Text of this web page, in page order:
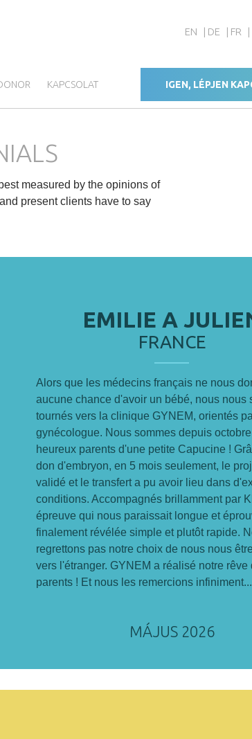
EN DE FR
KAPCSOLAT IGEN, LÉPJEN
measured by the opinions of
present clients have to say
EMILIE A
FRANCE
Alors que les médecins français ne nous
aucune chance d'avoir un bébé, nous nous
tournés vers la clinique GYNEM, orientés
gynécologue. Nous sommes depuis
heureux parents d'une petite Capucine !
don d'embryon, en 5 mois seulement, le
validé et le transfert a pu avoir lieu dans
conditions. Accompagnés brillamment par
épreuve qui nous paraissait longue et
finalement révélée simple et plutôt rapide.
regrettons pas notre choix de nous nous
vers l'étranger. GYNEM a réalisé notre rêve
parents ! Et nous les remercions infiniment...
MÁJUS 2026